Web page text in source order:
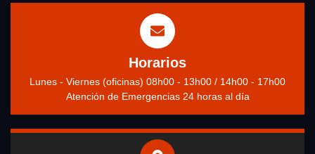
Horarios
Lunes - Viernes (oficinas) 08h00 - 13h00 / 14h00 - 17h00
Atención de Emergencias 24 horas al día